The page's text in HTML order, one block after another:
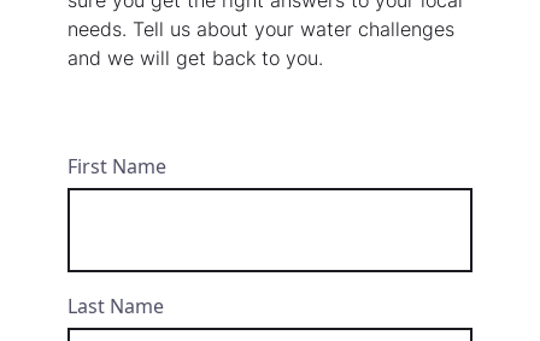
needs. Tell us about your water challenges
and we will get back to you.
First Name
Last Name